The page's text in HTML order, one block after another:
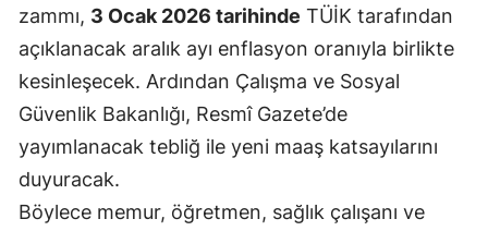
zammı, 3 Ocak 2026 tarihinde TÜİK tarafından
açıklanacak aralık ayı enflasyon oranıyla birlikte
kesinleşecek. Ardından Çalışma ve Sosyal
Güvenlik Bakanlığı, Resmî Gazete’de
yayımlanacak tebliğ ile yeni maaş katsayılarını
duyuracak.
Böylece memur, öğretmen, sağlık çalışanı ve